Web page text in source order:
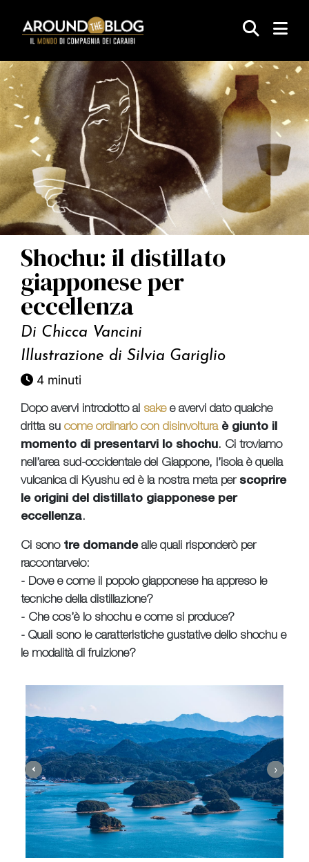
ARTICOLI
EVENTI
AUTORI/RICI
CORPORATE
Shochu: il distillato
giapponese per
eccellenza
Di Chicca Vancini
Illustrazione di Silvia Gariglio
4 minuti
Dopo avervi introdotto al sakee avervi dato qualche
dritta su come ordinarlo con disinvoltura è giunto il
momento di presentarvi lo shochu. Ci troviamo
nell’area sud-occidentale del Giappone, l’isola è quella
vulcanica di Kyushu ed è la nostra meta per scoprire
le origini del distillato giapponese per
eccellenza.
Ci sono tre domandealle quali risponderò per
raccontarvelo:
- Dove e come il popolo giapponese ha appreso le
tecniche della distillazione?
- Che cos’è lo shochu e come si produce?
- Quali sono le caratteristiche gustative dello shochu e
le modalità di fruizione?
‹ ›